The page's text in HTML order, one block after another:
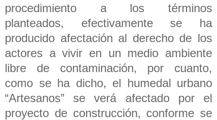
procedimiento a los términos
planteados, efectivamente se ha
producido afectación al derecho de los
actores a vivir en un medio ambiente
libre de contaminación, por cuanto,
como se ha dicho, el humedal urbano
“Artesanos” se verá afectado por el
proyecto de construcción, conforme se